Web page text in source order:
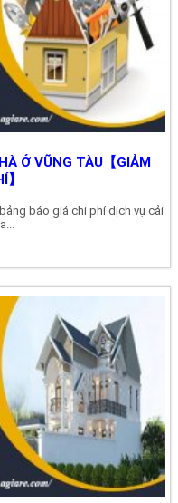
Ở VŨNG TÀU【GIẢM
báo giá chi phí dịch vụ cải